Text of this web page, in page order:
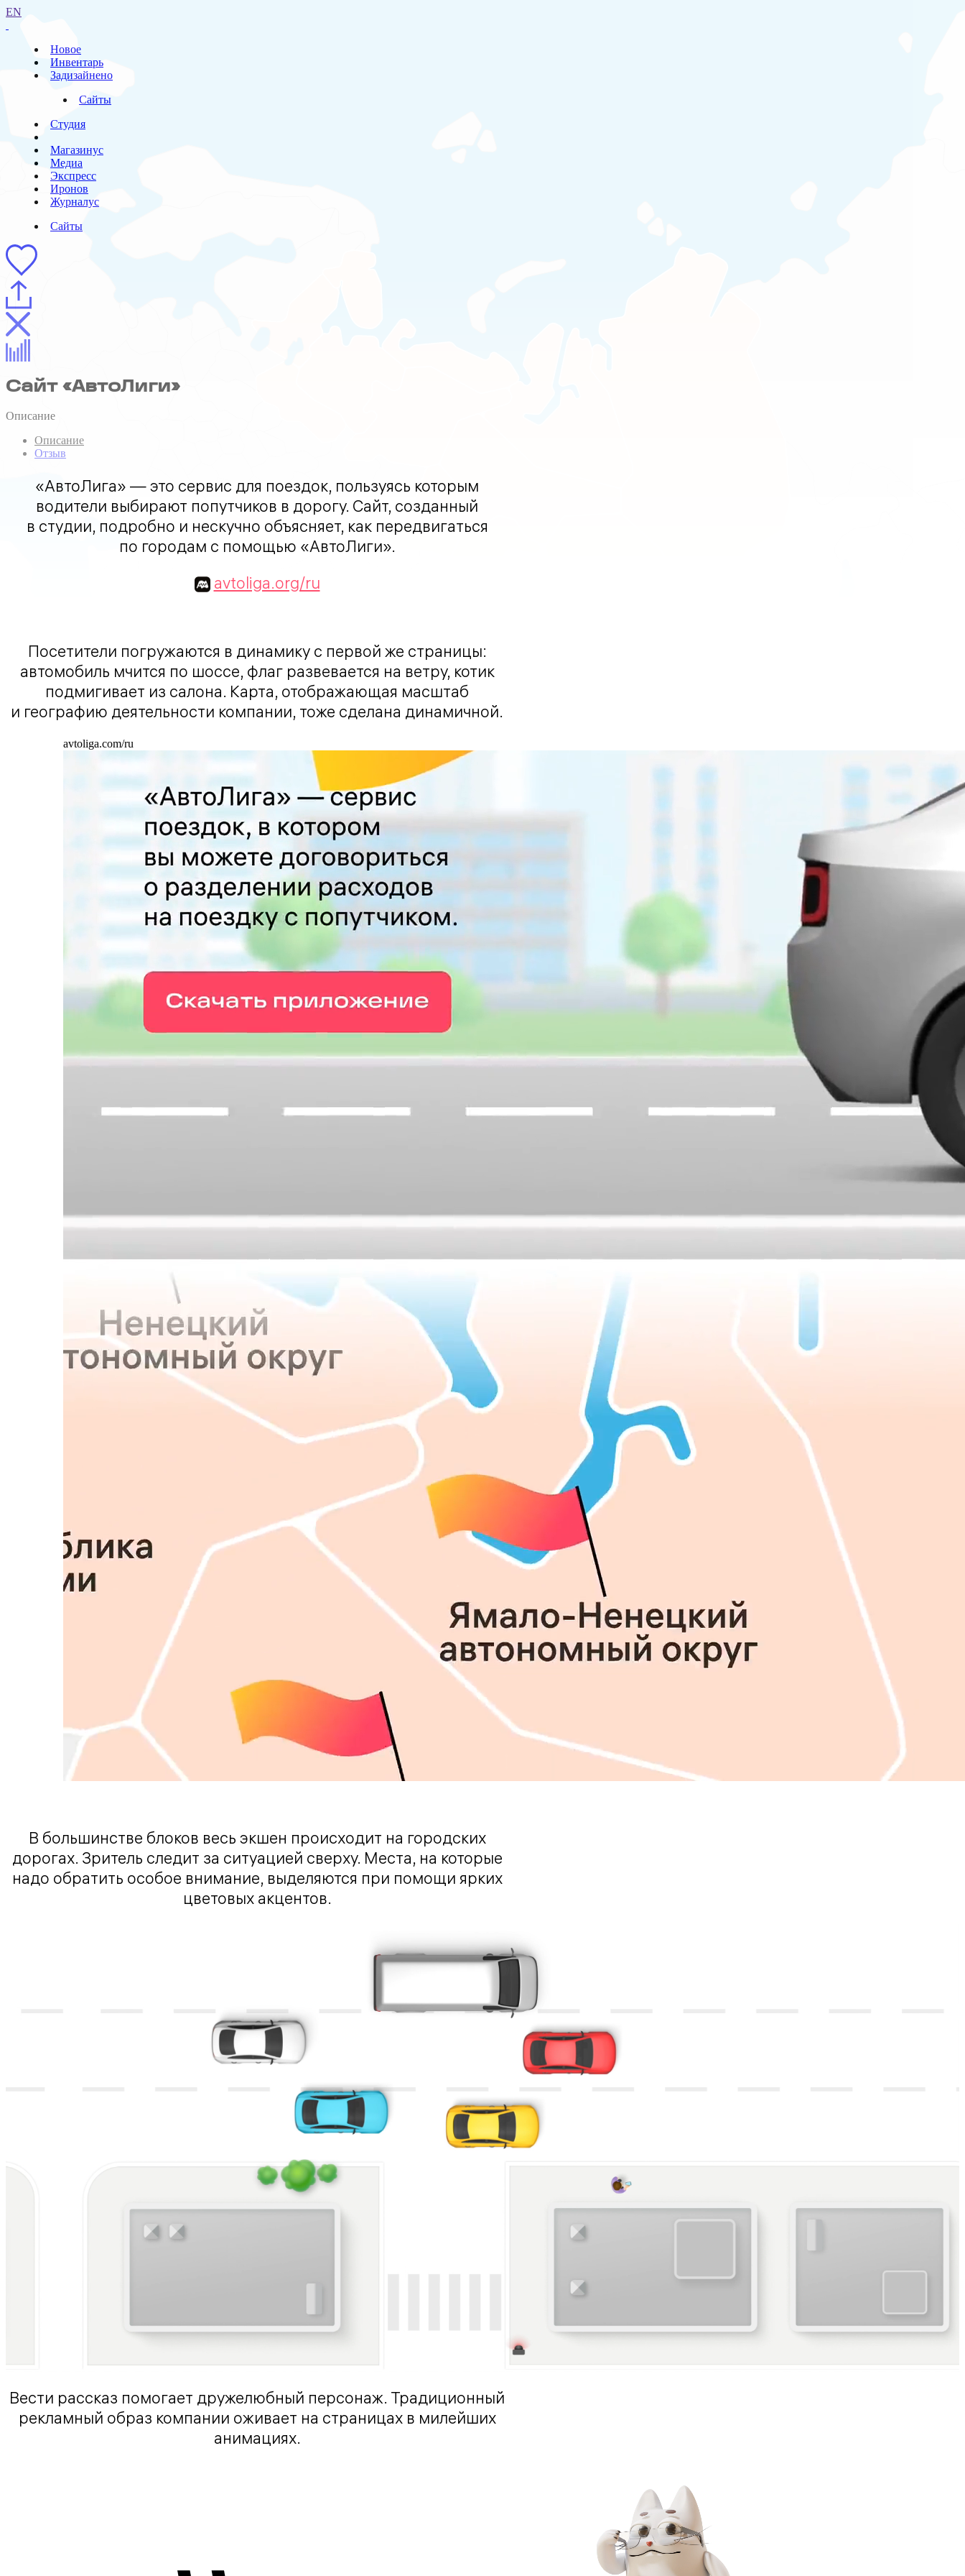
EN
Новое
Инвентарь
Задизайнено
Сайты
Студия
Магазинус
Медиа
Экспресс
Иронов
Журналус
Сайты
Сайт «АвтоЛиги»
Описание
Описание
Отзыв
«АвтоЛига» — это сервис для поездок, пользуясь которым
водители выбирают попутчиков в дорогу. Сайт, созданный
в студии, подробно и нескучно объясняет, как передвигаться
по городам с помощью «АвтоЛиги».
avtoliga.org/ru
Посетители погружаются в динамику с первой же страницы:
автомобиль мчится по шоссе, флаг развевается на ветру, котик
подмигивает из салона. Карта, отображающая масштаб
и географию деятельности компании, тоже сделана динамичной.
avtoliga.com/ru
В большинстве блоков весь экшен происходит на городских
дорогах. Зритель следит за ситуацией сверху. Места, на которые
надо обратить особое внимание, выделяются при помощи ярких
цветовых акцентов.
Вести рассказ помогает дружелюбный персонаж. Традиционный
рекламный образ компании оживает на страницах в милейших
анимациях.